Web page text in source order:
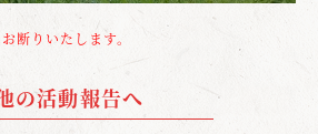
断りいたします。
の活動報告へ